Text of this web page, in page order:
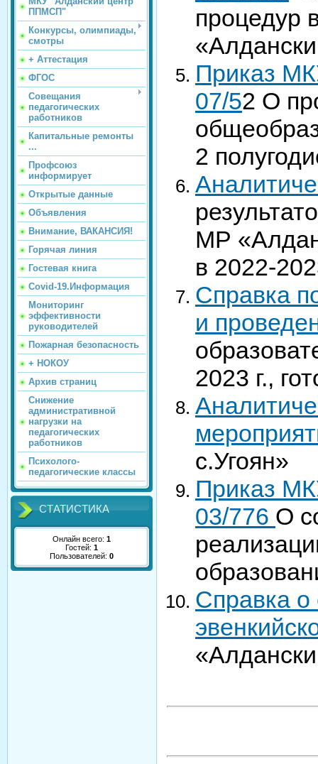
ППМСП"
Конкурсы, олимпиады,
смотры
+ Аттестация
ФГОС
Совещания
педагогических
работников
Капитальные ремонты
...
Профсоюз
информирует
Открытые данные
Объявления
Внимание, ВАКАНСИЯ!
Горячая линия
Гостевая книга
Covid-19.Информация
Мониторинг
эффективности
руководителей
Пожарная безопасность
+ НОКОУ
Архив страниц
Снижение
административной
нагрузки на
педагогических
работников
Психолого-
педагогические классы
СТАТИСТИКА
Онлайн всего: 1
Гостей: 1
Пользователей: 0
процедур
Приказ
07/52 О
2
МР
в 2022-
Справка
и
2023 г.,
с.Угоян»
Приказ
03/776 О
Справка о